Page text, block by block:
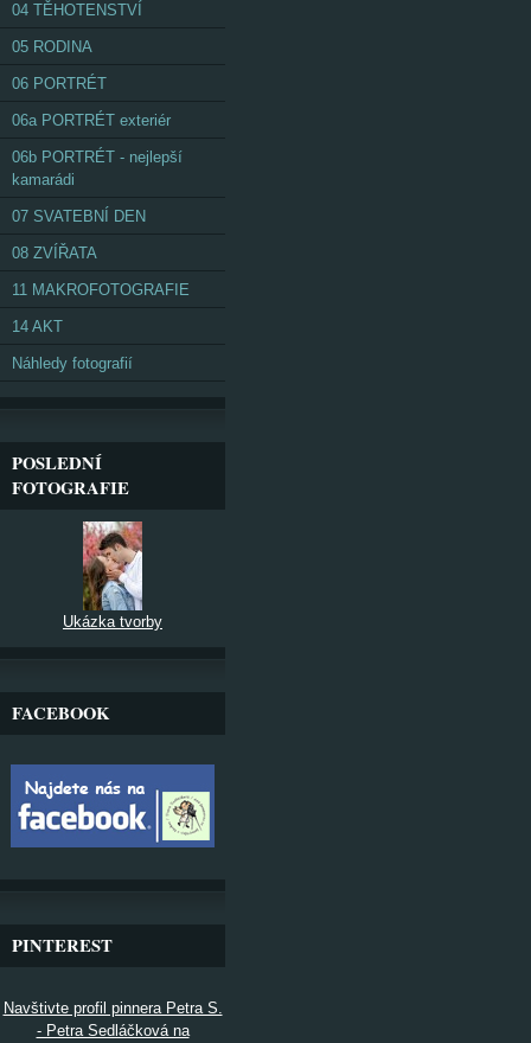
04 TĚHOTENSTVÍ
05 RODINA
06 PORTRÉT
06a PORTRÉT exteriér
06b PORTRÉT - nejlepší
kamarádi
07 SVATEBNÍ DEN
08 ZVÍŘATA
11 MAKROFOTOGRAFIE
14 AKT
Náhledy fotografií
POSLEDNÍ
FOTOGRAFIE
Ukázka tvorby
FACEBOOK
PINTEREST
Navštivte profil pinnera Petra S.
- Petra Sedláčková na